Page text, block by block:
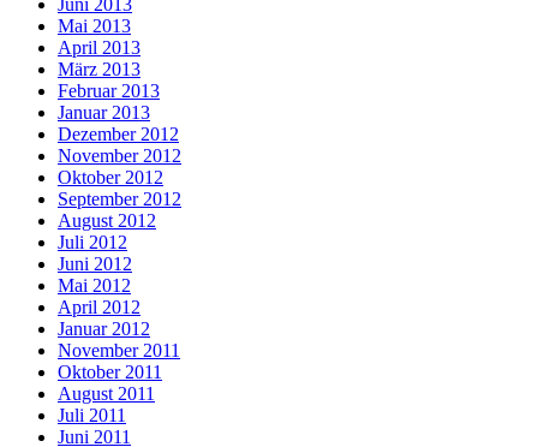
Mai 2013
April 2013
März 2013
Februar 2013
Januar 2013
Dezember 2012
November 2012
Oktober 2012
September 2012
August 2012
Juli 2012
Juni 2012
Mai 2012
April 2012
Januar 2012
November 2011
Oktober 2011
August 2011
Juli 2011
Juni 2011